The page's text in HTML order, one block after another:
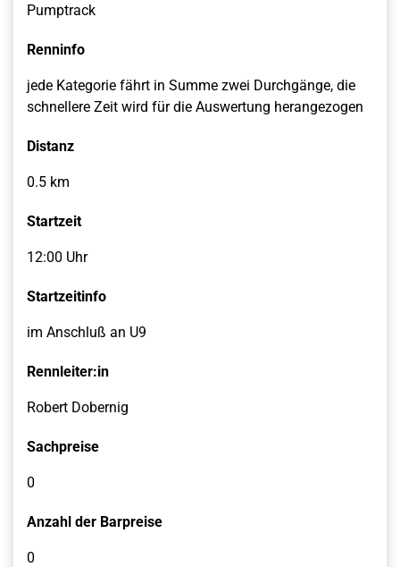
Pumptrack
Renninfo
jede Kategorie fährt in Summe zwei Durchgänge, die
schnellere Zeit wird für die Auswertung herangezogen
Distanz
0.5 km
Startzeit
12:00 Uhr
Startzeitinfo
im Anschluß an U9
Rennleiter:in
Robert Dobernig
Sachpreise
0
Anzahl der Barpreise
0